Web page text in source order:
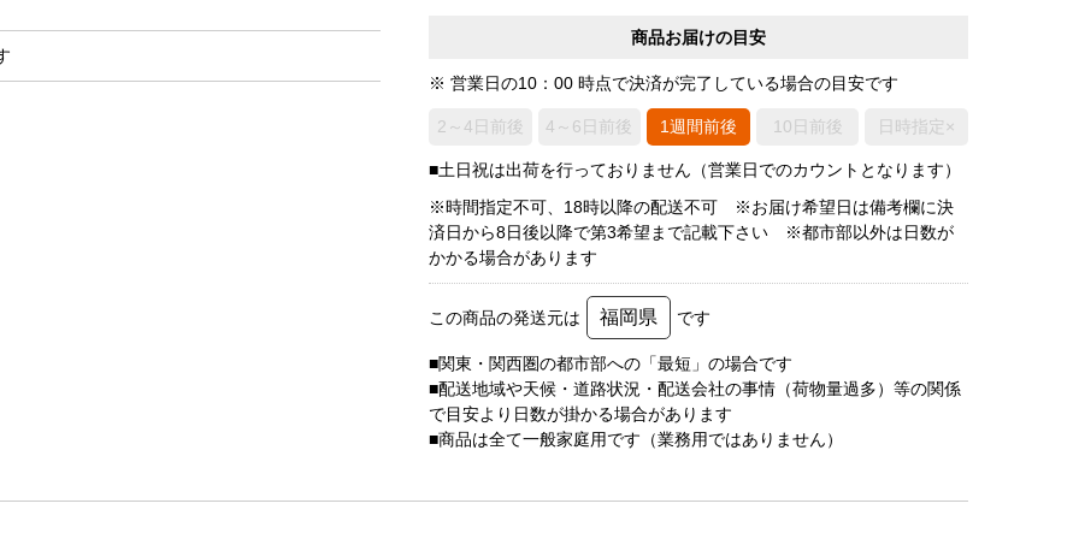
商品お届けの目安
※ 営業日の10：00 時点で決済が完了している場合の目安です
2～4日前後 4～6日前後 1週間前後 10日前後 日時指定×
■土日祝は出荷を行っておりません（営業日でのカウントとなります）
※時間指定不可、18時以降の配送不可 ※お届け希望日は備考欄に決
済日から8日後以降で第3希望まで記載下さい ※都市部以外は日数が
かかる場合があります
この商品の発送元は 福岡県 です
■関東・関西圏の都市部への「最短」の場合です
■配送地域や天候・道路状況・配送会社の事情（荷物量過多）等の関係
で目安より日数が掛かる場合があります
■商品は全て一般家庭用です（業務用ではありません）